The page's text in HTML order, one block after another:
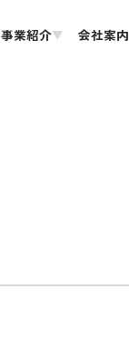
事業紹介 会社案内